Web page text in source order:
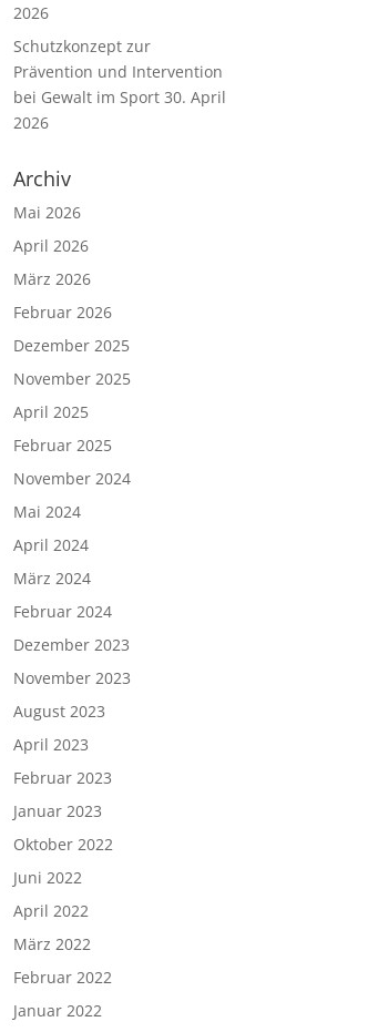
2026
Schutzkonzept zur
Prävention und Intervention
bei Gewalt im Sport 30. April
2026
Archiv
Mai 2026
April 2026
März 2026
Februar 2026
Dezember 2025
November 2025
April 2025
Februar 2025
November 2024
Mai 2024
April 2024
März 2024
Februar 2024
Dezember 2023
November 2023
August 2023
April 2023
Februar 2023
Januar 2023
Oktober 2022
Juni 2022
April 2022
März 2022
Februar 2022
Januar 2022